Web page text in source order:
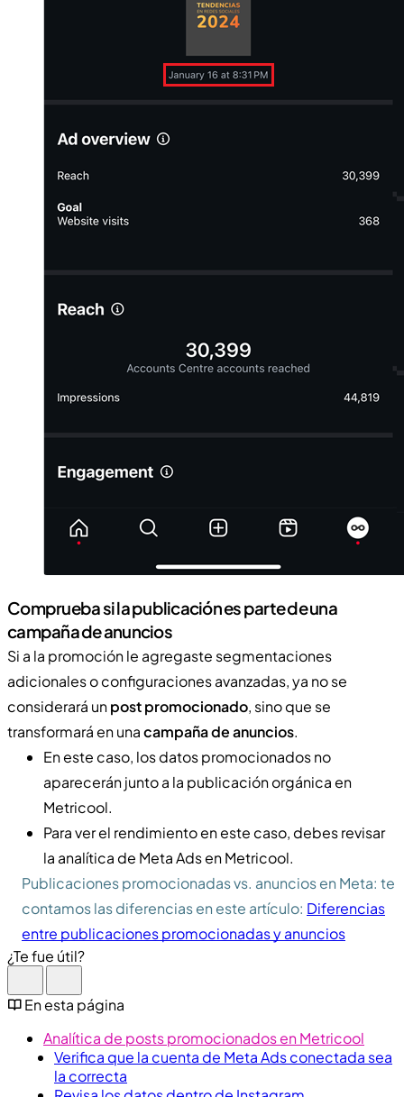
Comprueba si la publicación es parte de una
campaña de anuncios
Si a la promoción le agregaste segmentaciones
adicionales o configuraciones avanzadas, ya no se
considerará unpost promocionado, sino que se
transformará en unacampaña de anuncios.
En este caso, los datos promocionados no
aparecerán junto a la publicación orgánica en
Metricool.
Para ver el rendimiento en este caso, debes revisar
la analítica de Meta Ads en Metricool.
Publicaciones promocionadas vs. anuncios en Meta: te
contamos las diferencias en este artículo: Diferencias
entre publicaciones promocionadas y anuncios
¿Te fue útil?
En esta página
Analítica de posts promocionados en Metricool
Verifica que la cuenta de Meta Ads conectada sea
la correcta